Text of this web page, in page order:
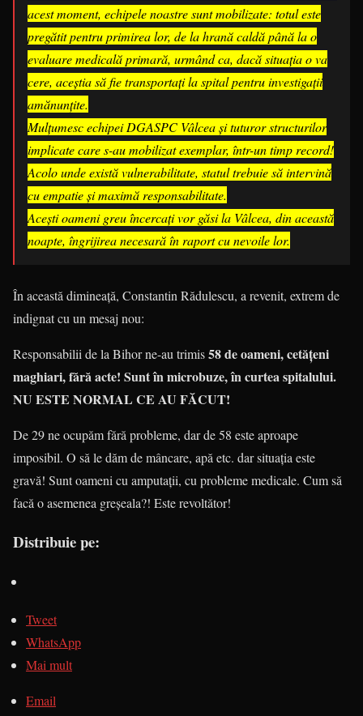
acest moment, echipele noastre sunt mobilizate: totul este
pregătit pentru primirea lor, de la hrană caldă până la o
evaluare medicală primară, urmând ca, dacă situația o va
cere, aceștia să fie transportați la spital pentru investigații
amănunțite.
​Mulțumesc echipei DGASPC Vâlcea și tuturor structurilor
implicate care s-au mobilizat exemplar, într-un timp record!
Acolo unde există vulnerabilitate, statul trebuie să intervină
cu empatie și maximă responsabilitate.
Acești oameni greu încercați vor găsi la Vâlcea, din această
noapte, îngrijirea necesară în raport cu nevoile lor.
În această dimineață, Constantin Rădulescu, a revenit, extrem de
indignat cu un mesaj nou:
Responsabilii de la Bihor ne-au trimis58 de oameni, cetățeni
maghiari, fără acte! Sunt în microbuze, în curtea spitalului.
NU ESTE NORMAL CE AU FĂCUT!
De 29 ne ocupăm fără probleme, dar de 58 este aproape
imposibil. O să le dăm de mâncare, apă etc. dar situația este
gravă! Sunt oameni cu amputații, cu probleme medicale. Cum să
facă o asemenea greșeala?! Este revoltător!
Distribuie pe:
Tweet
WhatsApp
Mai mult
Email